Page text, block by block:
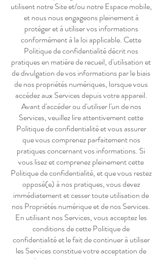
utilisent notre Site et/ou notre Espace mobile,
et nous nous engageons pleinement à
protéger et à utiliser vos informations
conformément à la loi applicable. Cette
Politique de confidentialité décrit nos
pratiques en matière de recueil, d'utilisation et
de divulgation de vos informations par le biais
de nos propriétés numériques, lorsque vous
accédez aux Services depuis votre appareil.
Avant d'accéder ou d'utiliser l'un de nos
Services, veuillez lire attentivement cette
Politique de confidentialité et vous assurer
que vous comprenez parfaitement nos
pratiques concernant vos informations. Si
vous lisez et comprenez pleinement cette
Politique de confidentialité, et que vous restez
opposé(e) à nos pratiques, vous devez
immédiatement et cesser toute utilisation de
nos Propriétés numérique et de nos Services.
En utilisant nos Services, vous acceptez les
conditions de cette Politique de
confidentialité et le fait de continuer à utiliser
les Services constitue votre acceptation de